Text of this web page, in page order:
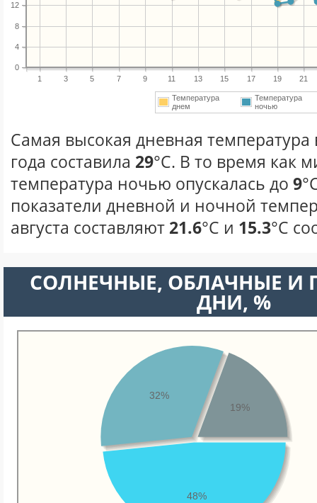
1 3 5 7 9 11 13 15 17 19 21
0
4
8
12
Температура
днем
Температура
ночью
Самая высокая дневная температура
года составила 29°С. В то время как
температура ночью опускалась до 9
показатели дневной и ночной
августа составляют 21.6°С и 15.3°С
CОЛНЕЧНЫЕ, ОБЛАЧНЫЕ И
ДНИ, %
48%
32%
19%